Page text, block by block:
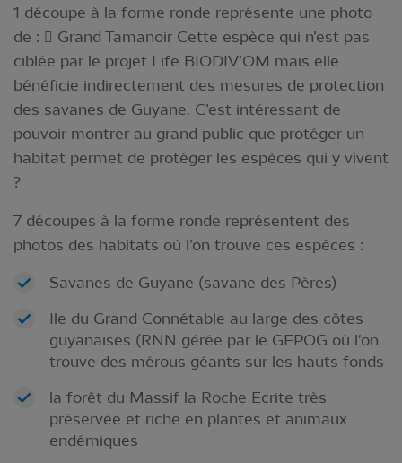
1 découpe à la forme ronde représente une photo
de :  Grand Tamanoir Cette espèce qui n’est pas
ciblée par le projet Life BIODIV’OM mais elle
bénéficie indirectement des mesures de protection
des savanes de Guyane. C’est intéressant de
pouvoir montrer au grand public que protéger un
habitat permet de protéger les espèces qui y vivent
?
7 découpes à la forme ronde représentent des
photos des habitats où l’on trouve ces espèces :
Savanes de Guyane (savane des Pères)
Ile du Grand Connétable au large des côtes
guyanaises (RNN gérée par le GEPOG où l'on
trouve des mérous géants sur les hauts fonds
la forêt du Massif la Roche Ecrite très
préservée et riche en plantes et animaux
endémiques